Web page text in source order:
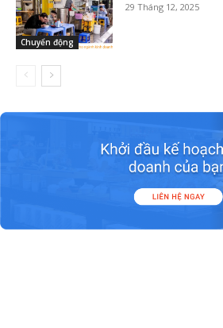
Chuyển động
29 Tháng 12, 2025